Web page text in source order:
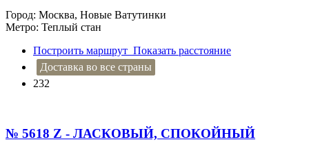
Город: Москва, Новые Ватутинки
Метро: Теплый стан
Построить маршрут Показать расстояние
Доставка во все страны
232
№ 5618 Z - ЛАСКОВЫЙ, СПОКОЙНЫЙ